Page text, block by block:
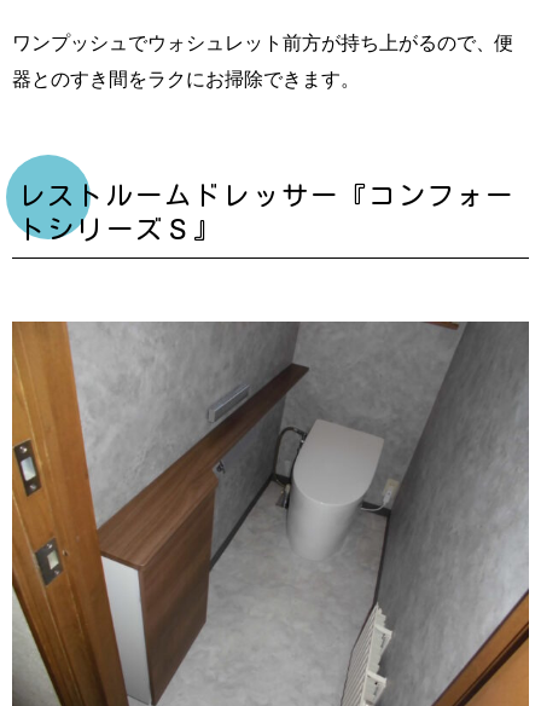
ワンプッシュでウォシュレット前方が持ち上がるので、便
器とのすき間をラクにお掃除できます。
レストルームドレッサー『コンフォー
トシリーズＳ』